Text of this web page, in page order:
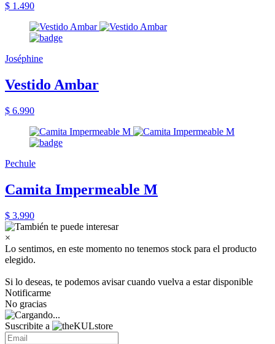
$ 1.490
Joséphine
Vestido Ambar
$ 6.990
Pechule
Camita Impermeable M
$ 3.990
×
Lo sentimos, en este momento no tenemos stock para el producto
elegido.
Si lo deseas, te podemos avisar cuando vuelva a estar disponible
Notificarme
No gracias
Suscribite a